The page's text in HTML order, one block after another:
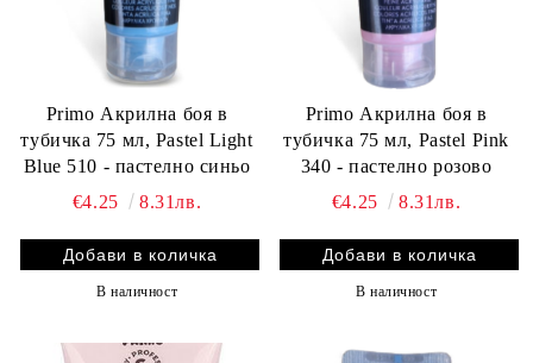
Primo Акрилна боя в
тубичка 75 мл, Pastel Light
Blue 510 - пастелно синьо
€4.25
8.31лв.
В наличност
Primo Акрилна боя в
тубичка 75 мл, Pastel Pink
340 - пастелно розово
€4.25
8.31лв.
В наличност